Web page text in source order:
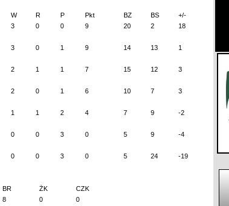
W R P Pkt BZ BS
+/-
3 0 0 9 20 2 18
3 0 1 9 14 13 1
2 1 1 7 15 12 3
2 0 1 6 10 7 3
1 1 2 4 7 9 -2
0 0 3 0 5 9 -4
0 0 3 0 5 24
-19
BR ŻK
CZK
8 0
0